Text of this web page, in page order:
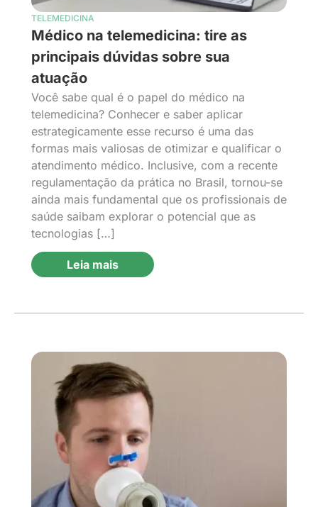
TELEMEDICINA
Médico na telemedicina: tire as
principais dúvidas sobre sua
atuação
Você sabe qual é o papel do médico na
telemedicina? Conhecer e saber aplicar
estrategicamente esse recurso é uma das
formas mais valiosas de otimizar e qualificar o
atendimento médico. Inclusive, com a recente
regulamentação da prática no Brasil, tornou-se
ainda mais fundamental que os profissionais de
saúde saibam explorar o potencial que as
tecnologias […]
Leia mais